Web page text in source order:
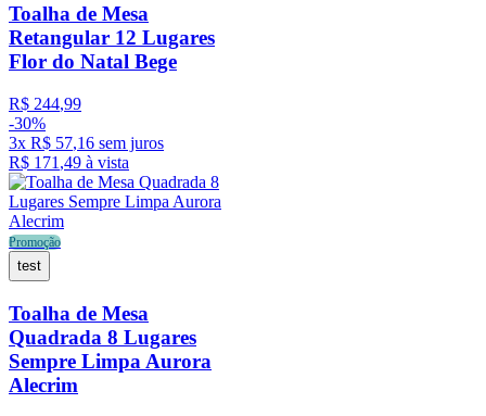
Toalha de Mesa
Retangular 12 Lugares
Flor do Natal Bege
R$ 244,99
-30%
3x R$ 57,16 sem juros
R$ 171 ,49 à vista
Promoção
test
Toalha de Mesa
Quadrada 8 Lugares
Sempre Limpa Aurora
Alecrim